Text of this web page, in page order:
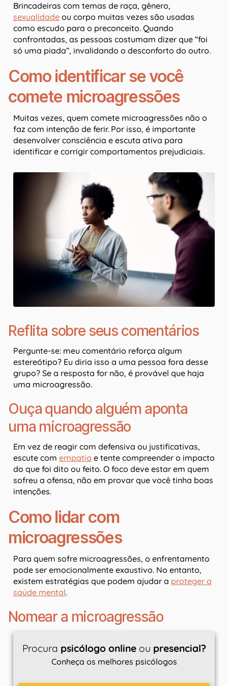
Brincadeiras com temas de raça, gênero,
sexualidade ou corpo muitas vezes são usadas
como escudo para o preconceito. Quando
confrontadas, as pessoas costumam dizer que “foi
só uma piada”, invalidando o desconforto do outro.
Como identificar se você
comete microagressões
Muitas vezes, quem comete microagressões não o
faz com intenção de ferir. Por isso, é importante
desenvolver consciência e escuta ativa para
identificar e corrigir comportamentos prejudiciais.
Reflita sobre seus comentários
Pergunte-se: meu comentário reforça algum
estereótipo? Eu diria isso a uma pessoa fora desse
grupo? Se a resposta for não, é provável que haja
uma microagressão.
Ouça quando alguém aponta
uma microagressão
Em vez de reagir com defensiva ou justificativas,
escute com empatia e tente compreender o impacto
do que foi dito ou feito. O foco deve estar em quem
sofreu a ofensa, não em provar que você tinha boas
intenções.
Como lidar com
microagressões
Para quem sofre microagressões, o enfrentamento
pode ser emocionalmente exaustivo. No entanto,
existem estratégias que podem ajudar a proteger a
saúde mental.
Nomear a microagressão
Procura psicólogo onlineou presencial?
Conheça os melhores psicólogos